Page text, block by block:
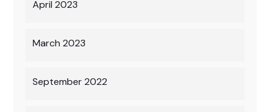
April 2023
March 2023
September 2022